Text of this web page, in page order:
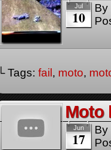
Jul
10
By
└ Tags: fail , moto,
Moto
Jun
17
By